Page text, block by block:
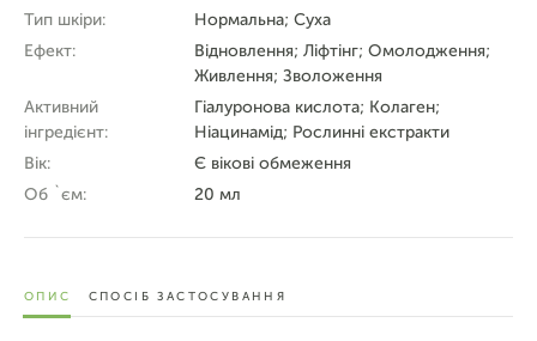
Тип шкіри:
Нормальна; Суха
Ефект:
Відновлення; Ліфтінг; Омолодження;
Живлення; Зволоження
Активний
інгредієнт:
Гіалуронова кислота; Колаген;
Ніацинамід; Рослинні екстракти
Вік:
Є вікові обмеження
Об `єм:
20 мл
ОПИС СПОСІБ ЗАСТОСУВАННЯ